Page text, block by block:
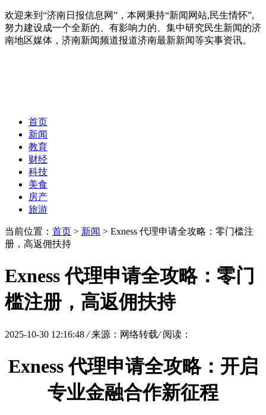
欢迎来到“济南日报信息网”，本网秉持“新闻网站,民生情怀”,
努力建设成一个全新的、有影响力的、集中研究民生新闻的济
南地区媒体，济南新闻频道报道济南最新新闻等实事资讯。
首页
新闻
教育
财经
科技
美食
房产
旅游
当前位置： 首页 > 新闻 > Exness 代理申请全攻略：零门槛注
册，高返佣扶持
Exness 代理申请全攻略：零门
槛注册，高返佣扶持
2025-10-30 12:16:48 / 来源：网络转载/ 阅读：
Exness 代理申请全攻略：开启
专业金融合作新征程